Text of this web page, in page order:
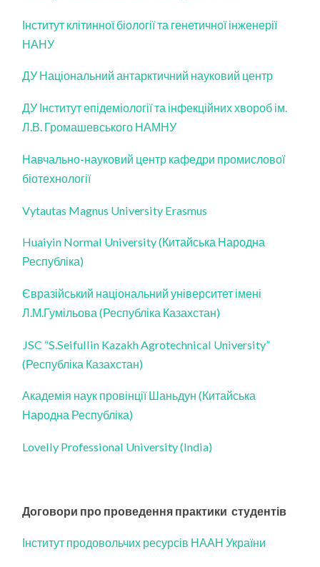
Інститут клітинної біології та генетичної інженерії
НАНУ
ДУ Національний антарктичний науковий центр
ДУ Інститут епідеміології та інфекційних хвороб ім.
Л.В. Громашевського НАМНУ
Навчально-науковий центр кафедри промислової
біотехнології
Vytautas Magnus University Erasmus
Huaiyin Normal University (Китайська Народна
Республіка)
Євразійський національний університет імені
Л.М.Гумільова (Республіка Казахстан)
JSC “S.Seifullin Kazakh Agrotechnical University”
(Республіка Казахстан)
Академія наук провінції Шаньдун (Китайська
Народна Республіка)
Lovelly Professional University (India)
Договори про проведення практики студентів
Інститут продовольчих ресурсів НААН України